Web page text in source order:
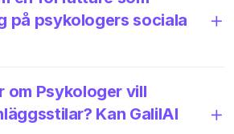
på psykologers sociala
om Psykologer vill
Kan GalilAI